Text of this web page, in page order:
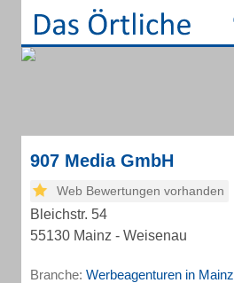
907 Media GmbH
Web Bewertungen vorhanden
Bleichstr. 54
55130 Mainz - Weisenau
Branche: Werbeagenturen in Mainz